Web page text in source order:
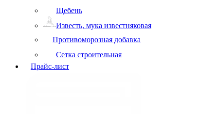
Щебень
Известь, мука известняковая
Противоморозная добавка
Сетка строительная
Прайс-лист